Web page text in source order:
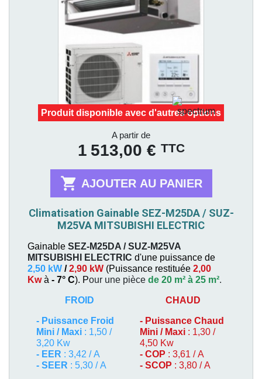
Produit disponible avec d'autres options
A partir de
1 513,00 € TTC
 AJOUTER AU PANIER
Climatisation Gainable SEZ-M25DA / SUZ-
M25VA MITSUBISHI ELECTRIC
Gainable SEZ-M25DA / SUZ-M25VA
MITSUBISHI ELECTRIC d'une puissance de
2,50 kW /2,90 kW (Puissance restituée 2,00
Kwà - 7° C). Pour une pièce de 20 m² à 25 m².
FROID
- Puissance Froid
Mini / Maxi : 1,50 /
3,20 Kw
- EER : 3,42 / A
- SEER : 5,30 / A
CHAUD
- Puissance Chaud
Mini / Maxi : 1,30 /
4,50 Kw
- COP : 3,61 / A
- SCOP : 3,80 / A